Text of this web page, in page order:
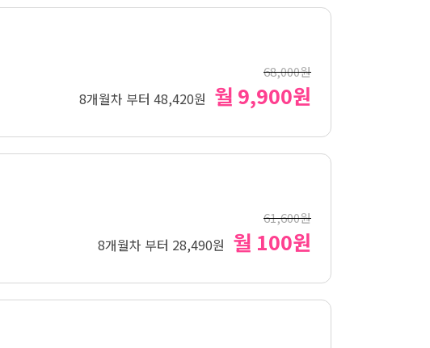
68,000원
8개월차 부터 48,420원 월 9,900원
61,600원
8개월차 부터 28,490원 월 100원